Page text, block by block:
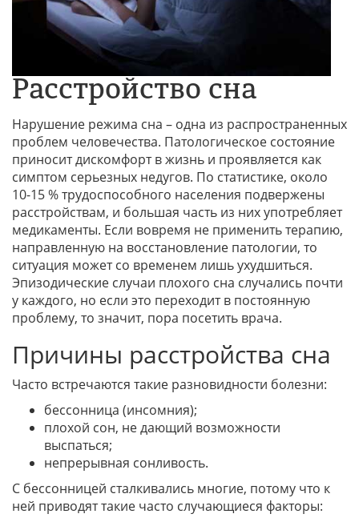
Расстройство сна
Нарушение режима сна – одна из распространенных
проблем человечества. Патологическое состояние
приносит дискомфорт в жизнь и проявляется как
симптом серьезных недугов. По статистике, около
10-15 % трудоспособного населения подвержены
расстройствам, и большая часть из них употребляет
медикаменты. Если вовремя не применить терапию,
направленную на восстановление патологии, то
ситуация может со временем лишь ухудшиться.
Эпизодические случаи плохого сна случались почти
у каждого, но если это переходит в постоянную
проблему, то значит, пора посетить врача.
Причины расстройства сна
Часто встречаются такие разновидности болезни:
бессонница (инсомния);
плохой сон, не дающий возможности
выспаться;
непрерывная сонливость.
С бессонницей сталкивались многие, потому что к
ней приводят такие часто случающиеся факторы: